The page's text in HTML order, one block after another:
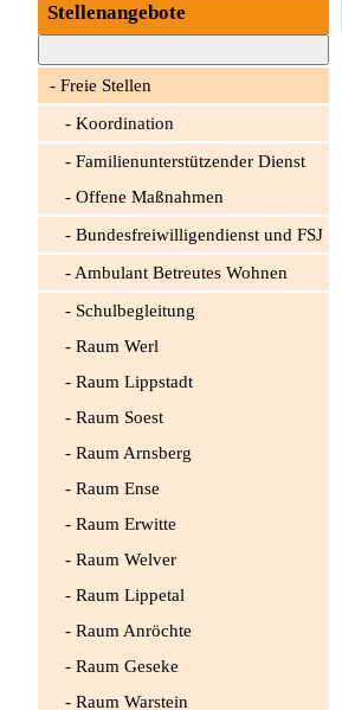
Stellenangebote
Freie Stellen
Koordination
Familienunterstützender Dienst
Offene Maßnahmen
Bundesfreiwilligendienst und FSJ
Ambulant Betreutes Wohnen
Schulbegleitung
Raum Werl
Raum Lippstadt
Raum Soest
Raum Arnsberg
Raum Ense
Raum Erwitte
Raum Welver
Raum Lippetal
Raum Anröchte
Raum Geseke
Raum Warstein